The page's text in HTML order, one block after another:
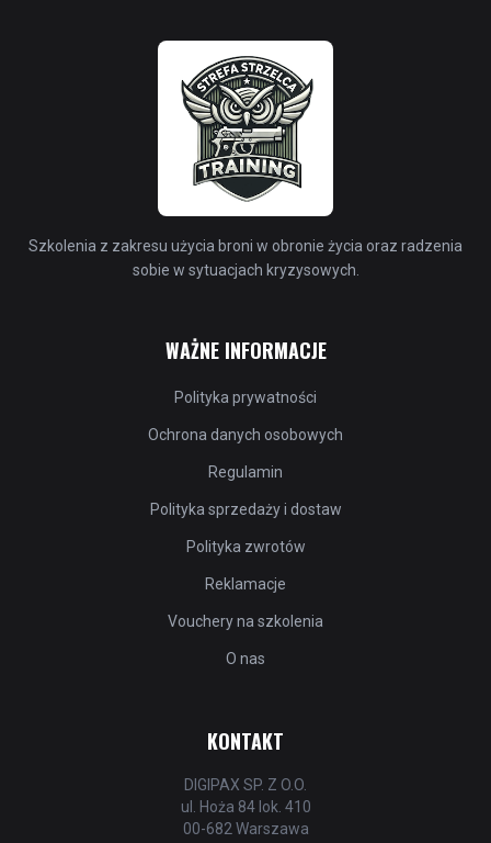
Szkolenia z zakresu użycia broni w obronie życia oraz radzenia
sobie w sytuacjach kryzysowych.
WAŻNE INFORMACJE
Polityka prywatności
Ochrona danych osobowych
Regulamin
Polityka sprzedaży i dostaw
Polityka zwrotów
Reklamacje
Vouchery na szkolenia
O nas
KONTAKT
DIGIPAX SP. Z O.O.
ul. Hoża 84 lok. 410
00-682 Warszawa